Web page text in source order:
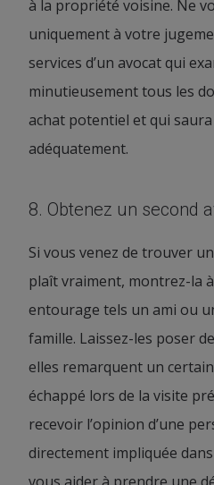
à la propriété voisine. Ne
uniquement à votre
services d’un avocat qui
minutieusement tous les
achat potentiel et qui
adéquatement.
8. Obtenez un second
Si vous venez de trouver
plaît vraiment, montrez-la
entourage tels un ami ou
famille. Laissez-les poser
elles remarquent un
échappé lors de la visite
recevoir l’opinion d’une
directement impliquée